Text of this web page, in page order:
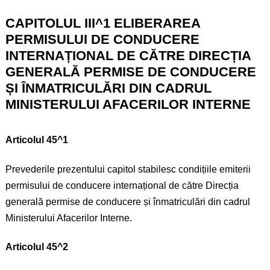
CAPITOLUL III^1 ELIBERAREA
PERMISULUI DE CONDUCERE
INTERNAȚIONAL DE CĂTRE DIRECȚIA
GENERALĂ PERMISE DE CONDUCERE
ȘI ÎNMATRICULĂRI DIN CADRUL
MINISTERULUI AFACERILOR INTERNE
Articolul 45^1
Prevederile prezentului capitol stabilesc condițiile emiterii
permisului de conducere internațional de către Direcția
generală permise de conducere și înmatriculări din cadrul
Ministerului Afacerilor Interne.
Articolul 45^2